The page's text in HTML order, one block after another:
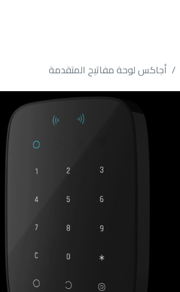
أجاكس لوحة مفاتيح المتقدمة